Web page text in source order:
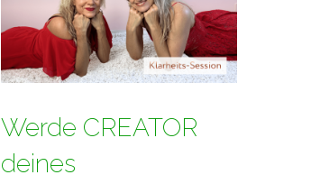
Werde CREATOR
deines